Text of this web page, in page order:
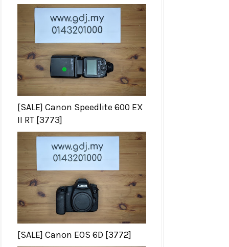
[SALE] Canon Speedlite 600 EX
II RT [3773]
[SALE] Canon EOS 6D [3772]